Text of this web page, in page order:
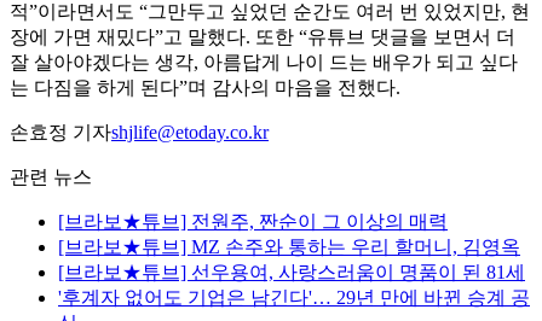
적”이라면서도 “그만두고 싶었던 순간도 여러 번 있었지만, 현
장에 가면 재밌다”고 말했다. 또한 “유튜브 댓글을 보면서 더
잘 살아야겠다는 생각, 아름답게 나이 드는 배우가 되고 싶다
는 다짐을 하게 된다”며 감사의 마음을 전했다.
손효정 기자shjlife@etoday.co.kr
관련 뉴스
[브라보★튜브] 전원주, 짠순이 그 이상의 매력
[브라보★튜브] MZ 손주와 통하는 우리 할머니, 김영옥
[브라보★튜브] 선우용여, 사랑스러움이 명품이 된 81세
'후계자 없어도 기업은 남긴다'… 29년 만에 바뀐 승계 공